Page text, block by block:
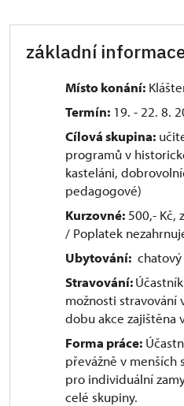
základní
Místo konání:
Termín: 19. - 22. 8.
Cílová skupina:
programů v
kasteláni,
pedagogové)
Kurzovné: 500,- Kč,
/ Poplatek
Ubytování: chatový
Stravování:
možnosti stravování
dobu akce zajištěna
Forma práce:
převážně v menších
pro individuální
celé skupiny.